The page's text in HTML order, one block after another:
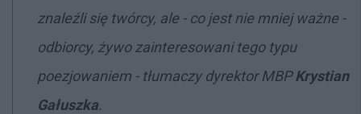
znaleźli się twórcy, ale - co jest nie mniej ważne -
odbiorcy, żywo zainteresowani tego typu
poezjowaniem - tłumaczy dyrektor MBPKrystian
Gałuszka.